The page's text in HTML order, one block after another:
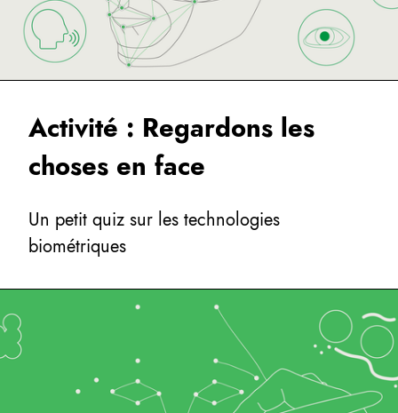
Activité : Regardons les
choses en face
Un petit quiz sur les technologies
biométriques